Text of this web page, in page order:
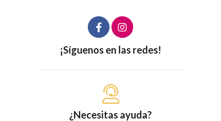
¡Síguenos en las redes!
¿Necesitas ayuda?